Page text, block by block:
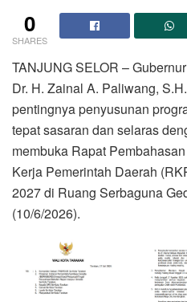
0
SHARES
TANJUNG SELOR –
Dr. H. Zainal A. Paliwang,
pentingnya penyusunan
tepat sasaran dan selaras
membuka Rapat
Kerja Pemerintah Daerah
2027 di Ruang Serbaguna
(10/6/2026).